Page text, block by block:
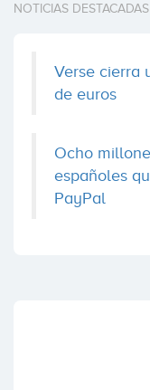
NOTICIAS DESTACADAS
Verse cierra
de euros
Ocho
españoles
PayPal